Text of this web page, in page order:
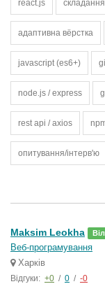
react.js
адаптивна вёрстка
javascript (es6+)
node.js / express
rest api / axios
опитування/інтерв'ю
Maksim Leokha
Веб-програмування
Харків
Відгуки: +0 / 0 / -0